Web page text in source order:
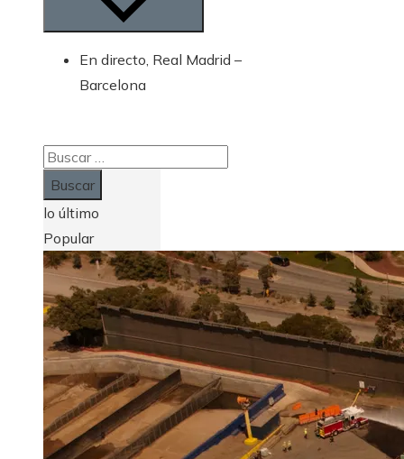
En directo, Real Madrid –
Barcelona
Buscar:
lo último
Popular